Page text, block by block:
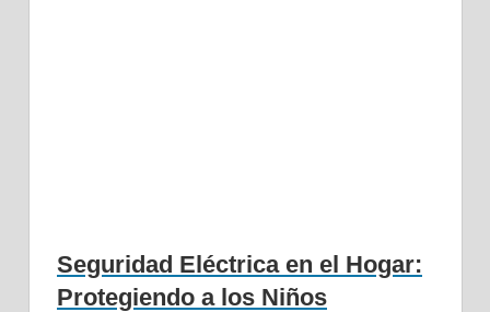
Seguridad Eléctrica en el Hogar:
Protegiendo a los Niños